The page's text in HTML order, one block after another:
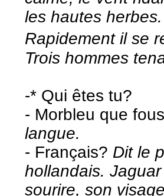
les hautes
Rapidement il se
Trois hommes
-* Qui êtes tu?
- Morbleu que
langue.
- Français? Dit le
hollandais.
sourire, son